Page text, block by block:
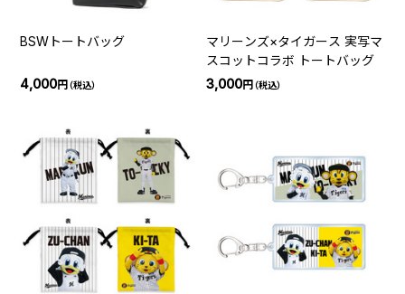
BSWトートバッグ
4,000円（税込）
マリーンズ×タイガース 実写マ
スコットコラボ トートバッグ
3,000円（税込）